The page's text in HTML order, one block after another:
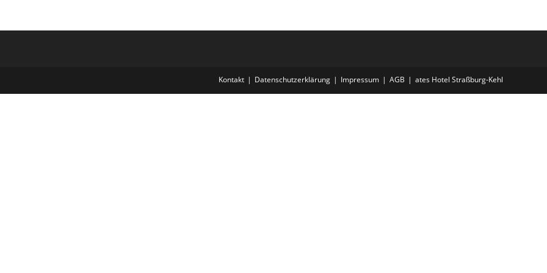
Kontakt Datenschutzerklärung Impressum AGB ates Hotel Straßburg-Kehl